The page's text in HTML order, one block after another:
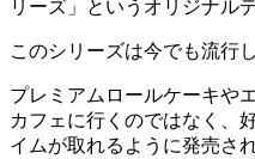
リーズ」というオリジナル
このシリーズは今でも流行
プレミアムロールケーキや
カフェに行くのではなく、
イムが取れるように発売さ